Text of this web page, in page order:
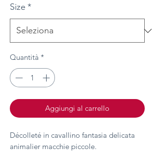
Size *
Quantità *
Aggiungi al carrello
Décolleté in cavallino fantasia delicata
animalier macchie piccole.